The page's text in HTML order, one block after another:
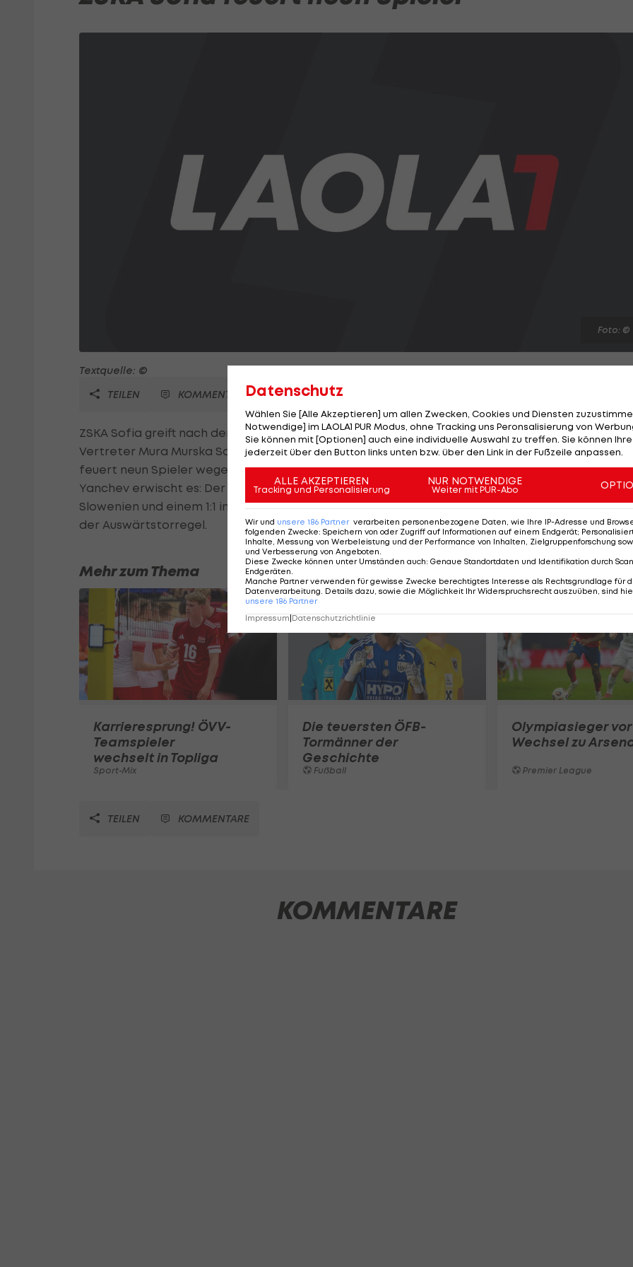
Foto: ©
Textquelle: ©
TEILEN
KOMMENTARE
ZSKA Sofia greift nach dem überaschenden Europa-League-Aus gegen den slowenischen
Vertreter Mura Murska Sobota hart durch. Die Klubführung des bulgarischen Traditionsvereins
feuert neun Spieler wegen "mangelnden Einsatzes und Unprofessionalität". Sogar Kapitän
Yanchev erwischt es: Der 36-Jährige wird in den Betreuerstab versetzt. Nach einem 0:0 in
Slowenien und einem 1:1 in Bulgariens Hauptstadt scheiterte der 31-fache Meister ZSKA
der Auswärtstorregel.
Mehr zum Thema
Karrieresprung! ÖVV-
Teamspieler
wechselt in Topliga
Sport-Mix
Die teuersten ÖFB-
Tormänner der
Geschichte
Fußball
Olympiasieger vor
Wechsel zu
Premier League
TEILEN KOMMENTARE
KOMMENTARE
Datenschutz
Wählen Sie [Alle Akzeptieren] um allen Zwecken, Cookies und Diensten
Notwendige] im LAOLA1 PUR Modus, ohne Tracking uns Peronsalisierung von
Sie können mit [Optionen] auch eine individuelle Auswahl zu treffen. Sie können
jederzeit über den Button links unten bzw. über den Link in der Fußzeile anpassen.
ALLE AKZEPTIEREN
Tracking und Personalisierung
NUR NOTWENDIGE
Weiter mit PUR-Abo
Wir und unsere 186 Partner verarbeiten personenbezogene Daten, wie Ihre IP-Adresse und
folgenden Zwecke: Speichern von oder Zugriff auf Informationen auf einem Endgerät;
Inhalte, Messung von Werbeleistung und der Performance von Inhalten, Zielgruppenforschung
und Verbesserung von Angeboten
Diese Zwecke können unter Umständen auch: Genaue Standortdaten und Identifikation durch
Endgeräten
Manche Partner verwenden für gewisse Zwecke berechtigtes Interesse als Rechtsgrundlage für
Datenverarbeitung. Details dazu, sowie die Möglichkeit Ihr Widerspruchsrecht auszuüben, sind
unsere 186 Partner
Impressum|Datenschutzrichtlinie